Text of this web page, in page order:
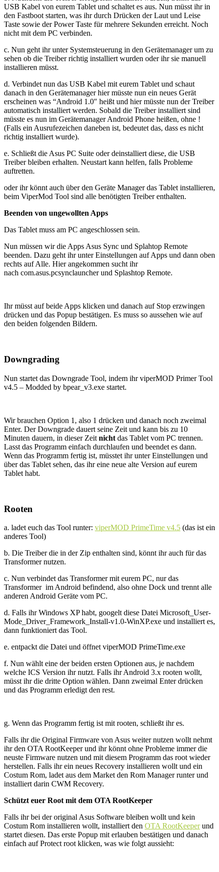
USB Kabel von eurem Tablet und schaltet es aus. Nun müsst ihr in
den Fastboot starten, was ihr durch Drücken der Laut und Leise
Taste sowie der Power Taste für mehrere Sekunden erreicht. Noch
nicht mit dem PC verbinden.
c. Nun geht ihr unter Systemsteuerung in den Gerätemanager um zu
sehen ob die Treiber richtig installiert wurden oder ihr sie manuell
installieren müsst.
d. Verbindet nun das USB Kabel mit eurem Tablet und schaut
danach in den Gerätemanager hier müsste nun ein neues Gerät
erscheinen was “Android 1.0″ heißt und hier müsste nun der Treiber
automatisch installiert werden. Sobald die Treiber installiert sind
müsste es nun im Gerätemanager Android Phone heißen, ohne !
(Falls ein Ausrufezeichen daneben ist, bedeutet das, dass es nicht
richtig installiert wurde).
e. Schließt die Asus PC Suite oder deinstalliert diese, die USB
Treiber bleiben erhalten. Neustart kann helfen, falls Probleme
auftretten.
oder ihr könnt auch über den Geräte Manager das Tablet installieren,
beim ViperMod Tool sind alle benötigten Treiber enthalten.
Beenden von ungewollten Apps
Das Tablet muss am PC angeschlossen sein.
Nun müssen wir die Apps Asus Sync und Splahtop Remote
beenden. Dazu geht ihr unter Einstellungen auf Apps und dann oben
rechts auf Alle. Hier angekommen sucht ihr
nach com.asus.pcsynclauncher und Splashtop Remote.
Ihr müsst auf beide Apps klicken und danach auf Stop erzwingen
drücken und das Popup bestätigen. Es muss so aussehen wie auf
den beiden folgenden Bildern.
Downgrading
Nun startet das Downgrade Tool, indem ihr viperMOD Primer Tool
v4.5 – Modded by bpear_v3.exe startet.
Wir brauchen Option 1, also 1 drücken und danach noch zweimal
Enter. Der Downgrade dauert seine Zeit und kann bis zu 10
Minuten dauern, in dieser Zeit nicht das Tablet vom PC trennen.
Lasst das Programm einfach durchlaufen und beendet es dann.
Wenn das Programm fertig ist, müsstet ihr unter Einstellungen und
über das Tablet sehen, das ihr eine neue alte Version auf eurem
Tablet habt.
Rooten
a. ladet euch das Tool runter: viperMOD PrimeTime v4.5 (das ist ein
anderes Tool)
b. Die Treiber die in der Zip enthalten sind, könnt ihr auch für das
Transformer nutzen.
c. Nun verbindet das Transformer mit eurem PC, nur das
Transformer im Android befindend, also ohne Dock und trennt alle
anderen Android Geräte vom PC.
d. Falls ihr Windows XP habt, googelt diese Datei Microsoft_User-
Mode_Driver_Framework_Install-v1.0-WinXP.exe und installiert es,
dann funktioniert das Tool.
e. entpackt die Datei und öffnet viperMOD PrimeTime.exe
f. Nun wählt eine der beiden ersten Optionen aus, je nachdem
welche ICS Version ihr nutzt. Falls ihr Android 3.x rooten wollt,
müsst ihr die dritte Option wählen. Dann zweimal Enter drücken
und das Programm erledigt den rest.
g. Wenn das Programm fertig ist mit rooten, schließt ihr es.
Falls ihr die Original Firmware von Asus weiter nutzen wollt nehmt
ihr den OTA RootKeeper und ihr könnt ohne Probleme immer die
neuste Firmware nutzen und mit diesem Programm das root wieder
herstellen. Falls ihr ein neues Recovery installieren wollt und ein
Costum Rom, ladet aus dem Market den Rom Manager runter und
installiert darin CWM Recovery.
Schützt euer Root mit dem OTA RootKeeper
Falls ihr bei der original Asus Software bleiben wollt und kein
Costum Rom installieren wollt, installiert den OTA RootKeeperund
startet diesen. Das erste Popup mit erlauben bestätigen und danach
einfach auf Protect root klicken, was wie folgt aussieht: